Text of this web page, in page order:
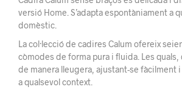
versió Home. S’adapta espontàniament a
domèstic.
La col·lecció de cadires Calum ofereix
còmodes de forma pura i fluida. Les quals,
de manera lleugera, ajustant-se fàcilment
a qualsevol context.